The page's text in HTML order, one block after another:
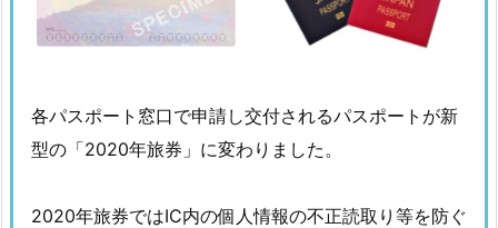
各パスポート窓口で申請し交付されるパスポートが新
型の「2020年旅券」に変わりました。
2020年旅券ではIC内の個人情報の不正読取り等を防ぐ